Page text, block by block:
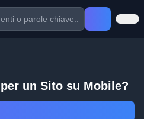
un Sito su Mobile?